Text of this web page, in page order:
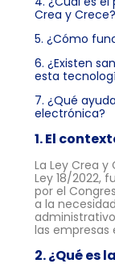
Crea y Crece?
5. ¿Cómo
6. ¿Existen
esta
7. ¿Qué
electrónica?
1. El
La Ley Crea
Ley 18/2022,
por el
a la
las empresas
2. ¿Qué es